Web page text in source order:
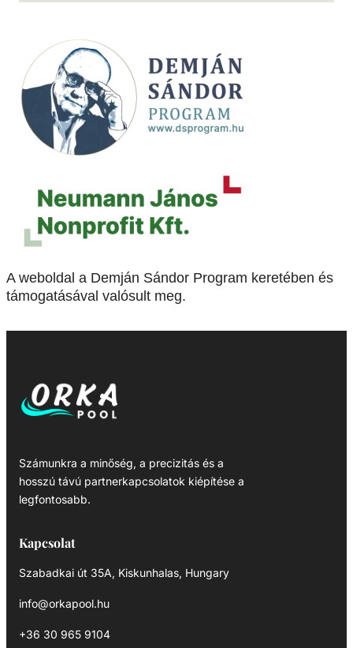
A weboldal a Demján Sándor Program keretében és
támogatásával valósult meg.
Számunkra a minőség, a precizitás és a
hosszú távú partnerkapcsolatok kiépítése a
legfontosabb.
Kapcsolat
Szabadkai út 35A, Kiskunhalas, Hungary
info@orkapool.hu
+36 30 965 9104